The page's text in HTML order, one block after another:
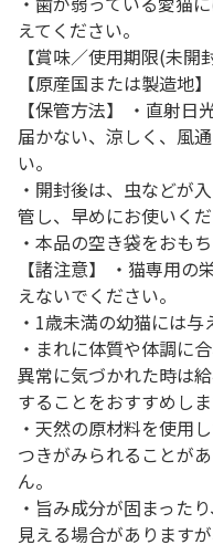
えてください。
【賞味／使用期限(未開
【原産国または製造地
【保管方法】 ・直射
届かない、涼しく、風
い。
・開封後は、虫などが
管し、早めにお使いくだ
・本品の空き袋をおも
【諸注意】 ・猫専用
えないでください。
・1歳未満の幼猫には与
・まれに体質や体調に
異常に気づかれた時は
することをおすすめしま
・天然の原材料を使用
つきがみられることが
ん。
・旨み成分が固まった
見える場合があります